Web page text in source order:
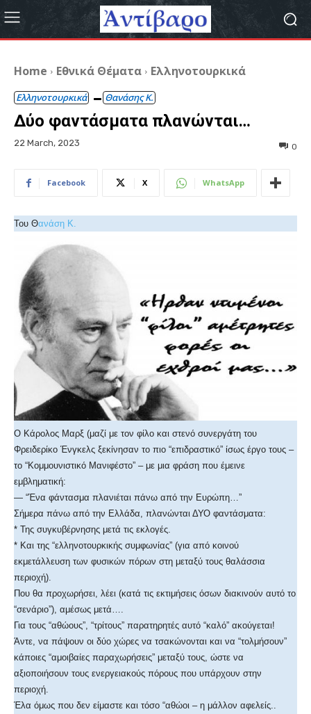
Home Εθνικά Θέματα Ελληνοτουρκικά
Ελληνοτουρκικά Θανάσης Κ.
Δύο φαντάσματα πλανώνται…
22 March, 2023 0
Facebook X WhatsApp
Του Θανάση Κ.
Ο Κάρολος Μαρξ (μαζί με τον φίλο και στενό συνεργάτη του
Φρειδερίκο Ένγκελς ξεκίνησαν το πιο “επιδραστικό” ίσως έργο τους –
το “Κομμουνιστικό Μανιφέστο” – με μια φράση που έμεινε
εμβληματική:
— “Ένα φάντασμα πλανιέται πάνω από την Ευρώπη…”
Σήμερα πάνω από την Ελλάδα, πλανώνται ΔΥΟ φαντάσματα:
* Της συγκυβέρνησης μετά τις εκλογές.
* Και της “ελληνοτουρκικής συμφωνίας” (για από κοινού
εκμετάλλευση των φυσικών πόρων στη μεταξύ τους θαλάσσια
περιοχή).
Που θα προχωρήσει, λέει (κατά τις εκτιμήσεις όσων διακινούν αυτό το
“σενάριο”), αμέσως μετά….
Για τους “αθώους”, “τρίτους” παρατηρητές αυτό “καλό” ακούγεται!
Άντε, να πάψουν οι δύο χώρες να τσακώνονται και να “τολμήσουν”
κάποιες “αμοιβαίες παραχωρήσεις” μεταξύ τους, ώστε να
αξιοποιήσουν τους ενεργειακούς πόρους που υπάρχουν στην
περιοχή.
Έλα όμως που δεν είμαστε και τόσο “αθώοι – η μάλλον αφελείς..